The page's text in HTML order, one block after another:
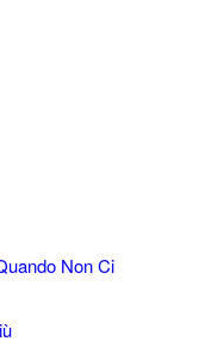
Non Ci